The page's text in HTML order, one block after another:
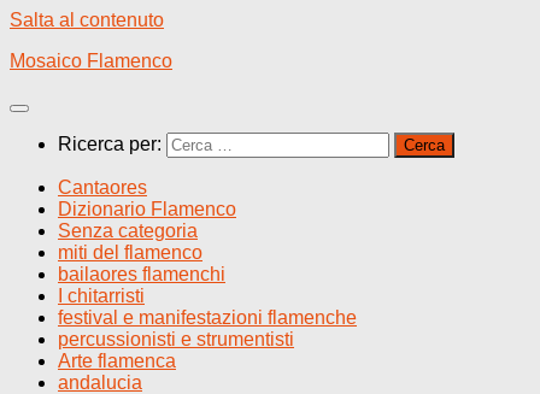
Salta al contenuto
Mosaico Flamenco
Ricerca per:
Cantaores
Dizionario Flamenco
Senza categoria
miti del flamenco
bailaores flamenchi
I chitarristi
festival e manifestazioni flamenche
percussionisti e strumentisti
Arte flamenca
andalucia